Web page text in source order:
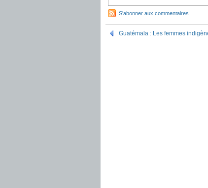
S'abonner aux commentaires
Guatémala : Les femmes